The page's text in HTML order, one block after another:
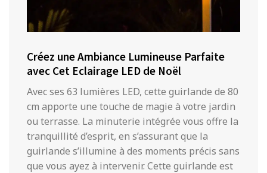
Créez une Ambiance Lumineuse Parfaite
avec Cet Eclairage LED de Noël
Avec ses 63 lumières LED, cette guirlande de 80
cm apporte une touche de magie à votre jardin
ou terrasse. La minuterie intégrée vous offre la
tranquillité d’esprit, en s’assurant que la
guirlande s’illumine à des moments précis sans
que vous ayez à intervenir. Cette guirlande est